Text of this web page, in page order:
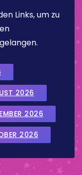
Links, um zu
2026
2026
2026